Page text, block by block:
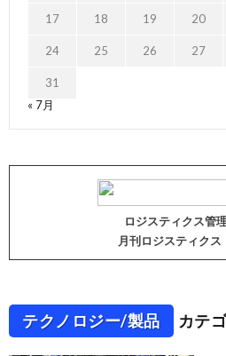
17 18 19 20
24 25 26 27
31
« 7月
ロジスティクス管
月刊ロジスティクス
テクノロジー/製品 カテ